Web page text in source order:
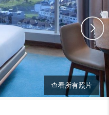
查看所有照片